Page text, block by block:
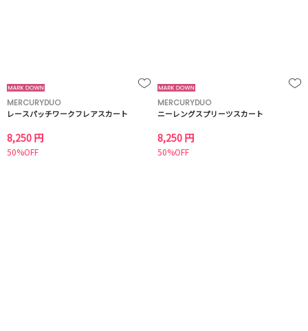
MERCURYDUO
レースパッチワークフレアスカート
8,250 円
50%OFF
MERCURYDUO
ニーレングスプリーツスカート
8,250 円
50%OFF